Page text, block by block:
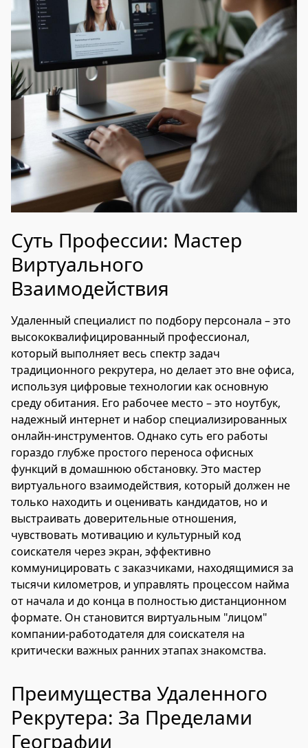
Суть Профессии: Мастер
Виртуального
Взаимодействия
Удаленный специалист по подбору персонала – это
высококвалифицированный профессионал,
который выполняет весь спектр задач
традиционного рекрутера, но делает это вне офиса,
используя цифровые технологии как основную
среду обитания. Его рабочее место – это ноутбук,
надежный интернет и набор специализированных
онлайн-инструментов. Однако суть его работы
гораздо глубже простого переноса офисных
функций в домашнюю обстановку. Это мастер
виртуального взаимодействия, который должен не
только находить и оценивать кандидатов, но и
выстраивать доверительные отношения,
чувствовать мотивацию и культурный код
соискателя через экран, эффективно
коммуницировать с заказчиками, находящимися за
тысячи километров, и управлять процессом найма
от начала и до конца в полностью дистанционном
формате. Он становится виртуальным "лицом"
компании-работодателя для соискателя на
критически важных ранних этапах знакомства.
Преимущества Удаленного
Рекрутера: За Пределами
Географии